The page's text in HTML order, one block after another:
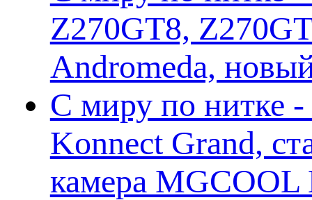
Z270GT8,
Andromeda,
С миру по нитке -
Konnect Grand,
камера MGCOOL